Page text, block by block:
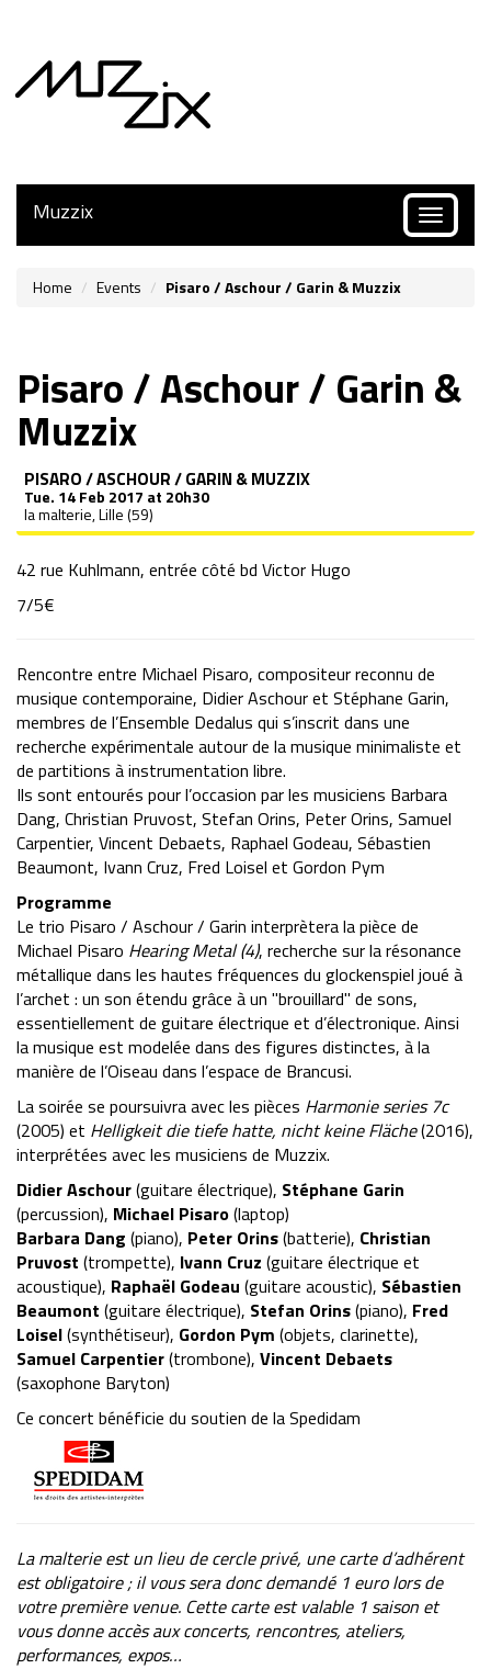
Toggle
Muzzix
Home Events Pisaro / Aschour / Garin & Muzzix
Pisaro / Aschour / Garin &
Muzzix
PISARO / ASCHOUR / GARIN & MUZZIX
Tue. 14 Feb 2017 at 20h30
la malterie, Lille (59)
42 rue Kuhlmann, entrée côté bd Victor Hugo
7/5€
Rencontre entre Michael Pisaro, compositeur reconnu de
musique contemporaine, Didier Aschour et Stéphane Garin,
membres de l’Ensemble Dedalus qui s’inscrit dans une
recherche expérimentale autour de la musique minimaliste et
de partitions à instrumentation libre.
Ils sont entourés pour l’occasion par les musiciens Barbara
Dang, Christian Pruvost, Stefan Orins, Peter Orins, Samuel
Carpentier, Vincent Debaets, Raphael Godeau, Sébastien
Beaumont, Ivann Cruz, Fred Loisel et Gordon Pym
Programme
Le trio Pisaro / Aschour / Garin interprètera la pièce de
Michael Pisaro Hearing Metal (4), recherche sur la résonance
métallique dans les hautes fréquences du glockenspiel joué à
l’archet : un son étendu grâce à un "brouillard" de sons,
essentiellement de guitare électrique et d’électronique. Ainsi
la musique est modelée dans des figures distinctes, à la
manière de l’Oiseau dans l’espace de Brancusi.
La soirée se poursuivra avec les pièces Harmonie series 7c
(2005) et Helligkeit die tiefe hatte, nicht keine Fläche(2016),
interprétées avec les musiciens de Muzzix.
Didier Aschour(guitare électrique), Stéphane Garin
(percussion), Michael Pisaro(laptop)
Barbara Dang (piano), Peter Orins(batterie), Christian
Pruvost (trompette), Ivann Cruz (guitare électrique et
acoustique), Raphaël Godeau (guitare acoustic), Sébastien
Beaumont (guitare électrique), Stefan Orins(piano), Fred
Loisel(synthétiseur), Gordon Pym (objets, clarinette),
Samuel Carpentier(trombone), Vincent Debaets
(saxophone Baryton)
Ce concert bénéficie du soutien de la Spedidam
La malterie est un lieu de cercle privé, une carte d’adhérent
est obligatoire ; il vous sera donc demandé 1 euro lors de
votre première venue. Cette carte est valable 1 saison et
vous donne accès aux concerts, rencontres, ateliers,
performances, expos…